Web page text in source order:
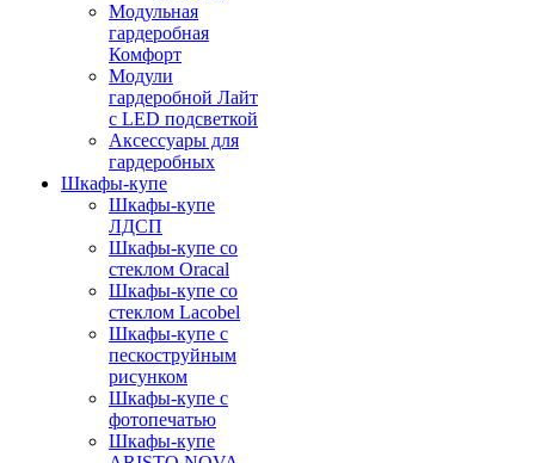
Модульная
гардеробная
Комфорт
Модули
гардеробной Лайт
с LED подсветкой
Аксессуары для
гардеробных
Шкафы-купе
Шкафы-купе
ЛДСП
Шкафы-купе со
стеклом Oracal
Шкафы-купе со
стеклом Lacobel
Шкафы-купе с
пескоструйным
рисунком
Шкафы-купе с
фотопечатью
Шкафы-купе